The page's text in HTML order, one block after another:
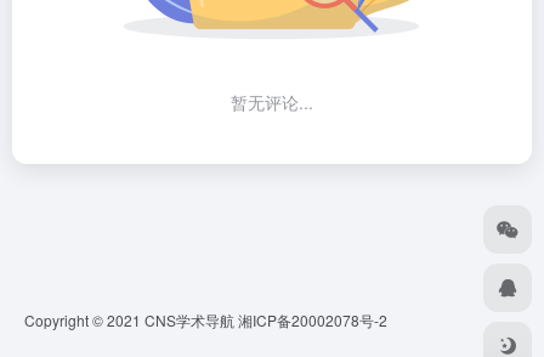
暂无评论...
Copyright © 2021 CNS学术导航湘ICP备20002078号-2